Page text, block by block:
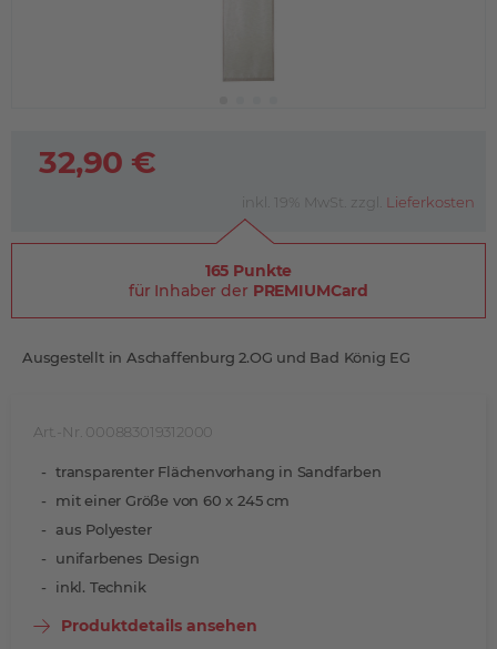
Art.-Nr. 000883019312000
transparenter Flächenvorhang in Sandfarben
mit einer Größe von 60 x 245 cm
aus Polyester
unifarbenes Design
inkl. Technik
Produktdetails ansehen
32,90 €
inkl. 19% MwSt. zzgl. Lieferkosten
165 Punkte
für Inhaber der PREMIUMCard
Ausgestellt in Aschaffenburg 2.OG und Bad König EG